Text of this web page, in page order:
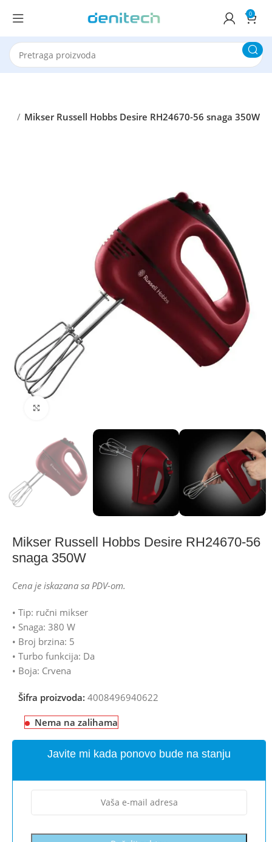
0
Mikser Russell Hobbs Desire RH24670-56 snaga 350W
Mikser Russell Hobbs Desire RH24670-56
snaga 350W
Cena je iskazana sa PDV-om.
• Tip: ručni mikser
• Snaga: 380 W
• Broj brzina: 5
• Turbo funkcija: Da
• Boja: Crvena
Šifra proizvoda:4008496940622
Nema na zalihama
Javite mi kada ponovo bude na stanju